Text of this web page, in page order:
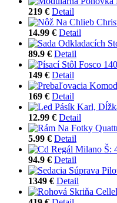
219 € Detail
14.99 € Detail
89.9 € Detail
149 € Detail
169 € Detail
12.99 € Detail
5.99 € Detail
94.9 € Detail
1349 € Detail